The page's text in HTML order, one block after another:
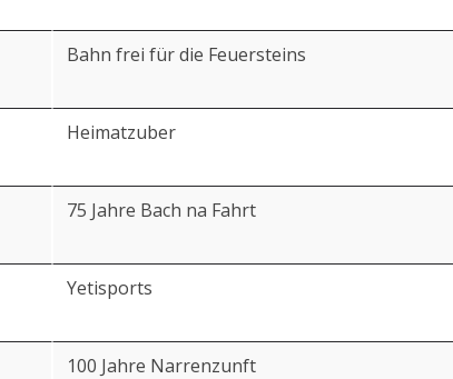
Bahn frei für die Feuersteins
Heimatzuber
75 Jahre Bach na Fahrt
Yetisports
100 Jahre Narrenzunft